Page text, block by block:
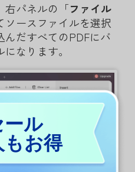
右パネルの「ファイル
ソースファイルを選択
んだすべてのPDFにバ
なります。
ール
お得